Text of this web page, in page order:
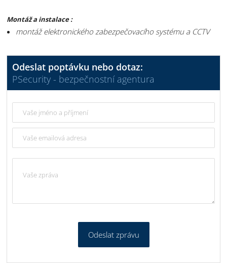
Montáž a instalace :
montáž elektronického zabezpečovacího systému a CCTV
Odeslat poptávku nebo dotaz:
PSecurity - bezpečnostní agentura
Odeslat zprávu